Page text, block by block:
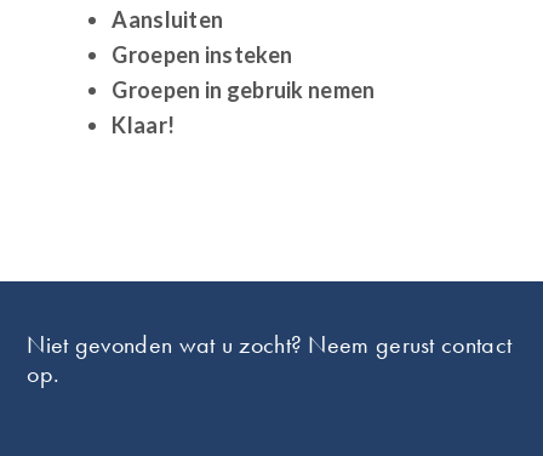
Aansluiten
Groepen insteken
Groepen in gebruik nemen
Klaar!
Niet gevonden wat u zocht? Neem gerust contact
op.